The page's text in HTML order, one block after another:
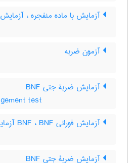
آزمایش با ماده منفجره ،
آزمون ضربه
آزمایش ضربۀ جتی BNF
test
آزمایش فورانی BNF ، BNF آزمایش فورانی
آزمایش ضربۀ جتی BNF